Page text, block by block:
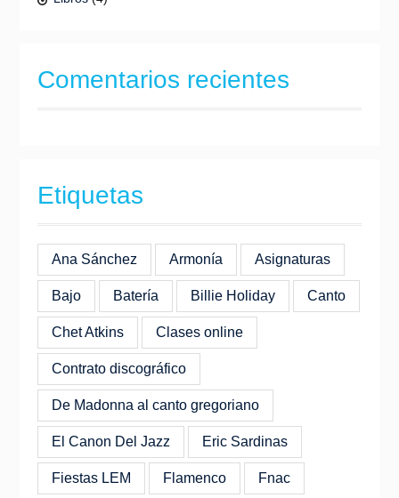
Comentarios recientes
Etiquetas
Ana Sánchez Armonía Asignaturas
Bajo Batería Billie Holiday Canto
Chet Atkins Clases online
Contrato discográfico
De Madonna al canto gregoriano
El Canon Del Jazz Eric Sardinas
Fiestas LEM Flamenco Fnac